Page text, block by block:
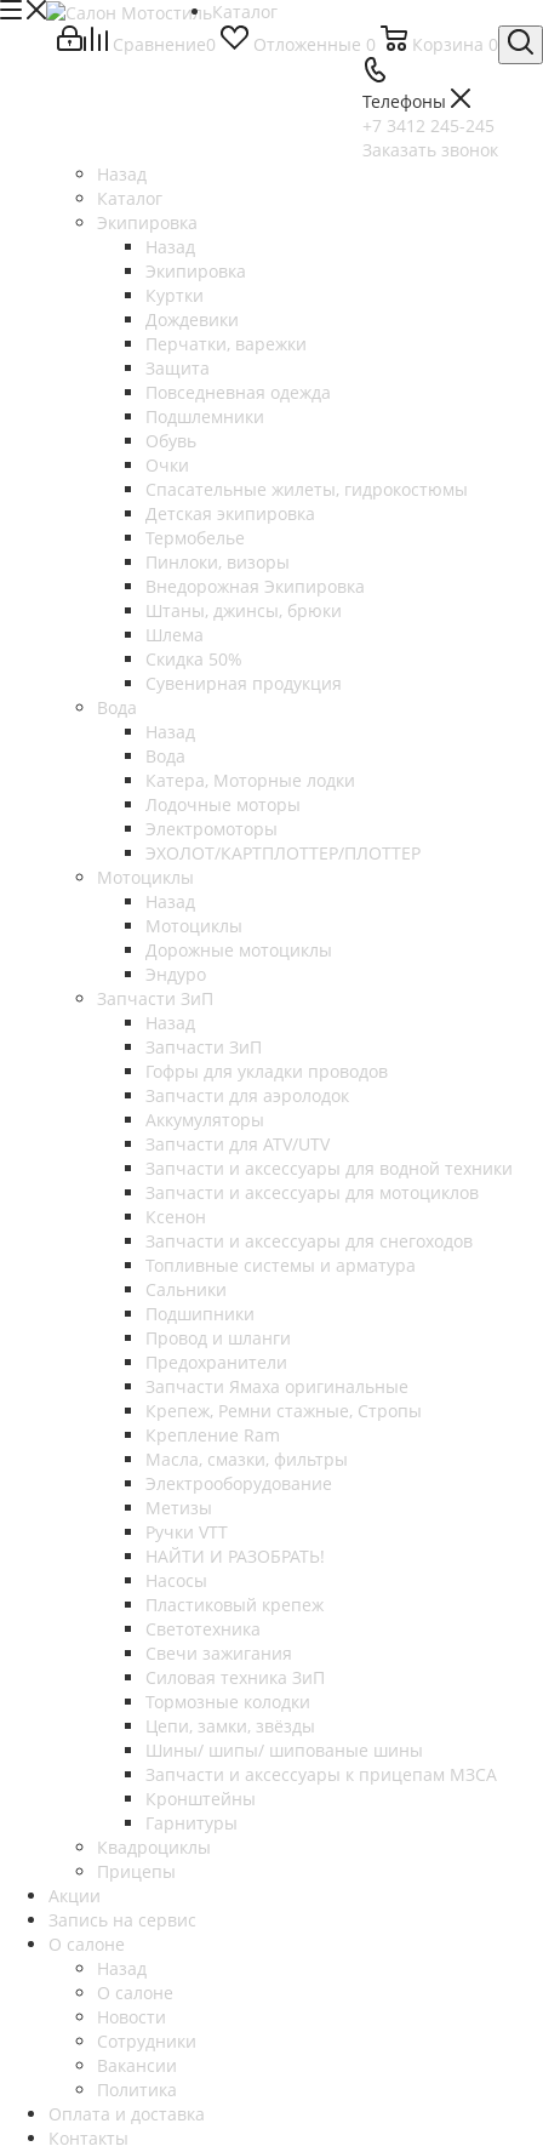
Сравнение0 Отложенные 0 Корзина 0
Телефоны
+7 3412 245-245
Заказать звонок
Каталог
Назад
Каталог
Экипировка
Назад
Экипировка
Куртки
Дождевики
Перчатки, варежки
Защита
Повседневная одежда
Подшлемники
Обувь
Очки
Спасательные жилеты, гидрокостюмы
Детская экипировка
Термобелье
Пинлоки, визоры
Внедорожная Экипировка
Штаны, джинсы, брюки
Шлема
Скидка 50%
Сувенирная продукция
Вода
Назад
Вода
Катера, Моторные лодки
Лодочные моторы
Электромоторы
ЭХОЛОТ/КАРТПЛОТТЕР/ПЛОТТЕР
Мотоциклы
Назад
Мотоциклы
Дорожные мотоциклы
Эндуро
Запчасти ЗиП
Назад
Запчасти ЗиП
Гофры для укладки проводов
Запчасти для аэролодок
Аккумуляторы
Запчасти для ATV/UTV
Запчасти и аксессуары для водной техники
Запчасти и аксессуары для мотоциклов
Ксенон
Запчасти и аксессуары для снегоходов
Топливные системы и арматура
Сальники
Подшипники
Провод и шланги
Предохранители
Запчасти Ямаха оригинальные
Крепеж, Ремни стажные, Стропы
Крепление Ram
Масла, смазки, фильтры
Электрооборудование
Метизы
Ручки VTT
НАЙТИ И РАЗОБРАТЬ!
Насосы
Пластиковый крепеж
Светотехника
Свечи зажигания
Силовая техника ЗиП
Тормозные колодки
Цепи, замки, звёзды
Шины/ шипы/ шипованые шины
Запчасти и аксессуары к прицепам МЗСА
Кронштейны
Гарнитуры
Квадроциклы
Прицепы
Акции
Запись на сервис
О салоне
Назад
О салоне
Новости
Сотрудники
Вакансии
Политика
Оплата и доставка
Контакты